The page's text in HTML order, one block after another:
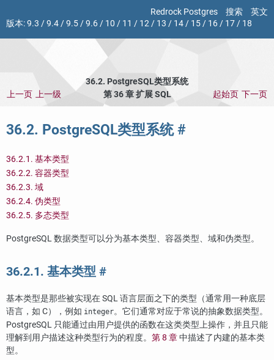
Redrock Postgres 搜索
英文
版本:9.3 /9.4/9.5/9.6/ 10 / 11 / 12/ 13 / 14/ 15/ 16/ 17/ 18
36.2. PostgreSQL类型系统
上一页 上一级 第 36 章 扩展SQL 起始页 下一页
36.2. PostgreSQL类型系统#
36.2.1. 基本类型
36.2.2. 容器类型
36.2.3. 域
36.2.4. 伪类型
36.2.5. 多态类型
PostgreSQL数据类型可以分为基本类型、容器类型、域和伪类型。
36.2.1. 基本类型 #
基本类型是那些被实现在SQL语言层面之下的类型（通常用一种底层
语言，如 C），例如 integer。它们通常对应于常说的抽象数据类型。
PostgreSQL 只能通过由用户提供的函数在这类类型上操作，并且只能
理解到用户描述这种类型行为的程度。 第 8 章中描述了内建的基本类
型。